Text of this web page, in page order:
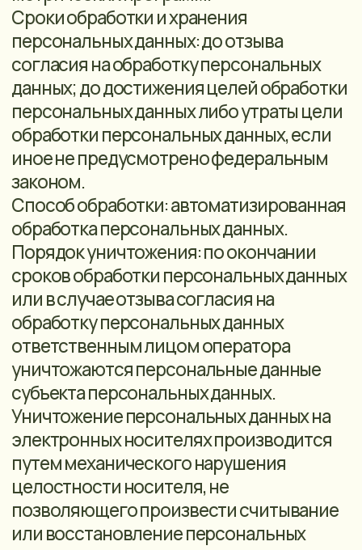
данных без согласия пользователя при
наличии оснований, указанных в пунктах
2 - 11 части 1 статьи 6 Закона о
персональных данных.
7. ДЕЙСТВИЯ, ОСУЩЕСТВЛЯЕМЫЕ
ОПЕРАТОРОМ ПЕРСОНАЛЬНЫХ
ДАННЫХ В ХОДЕ ОБРАБОТКИ
ПЕРСОНАЛЬНЫХ ДАННЫХ
7.1. Оператор вправе осуществлять
следующие действия: сбор; запись;
систематизацию; накопление: хранение;
уточнение (обновление, изменение);
извлечение; использование; передача
(предоставление доступ); удаление;
уничтожение.
7.2. Оператор вправе поручить обработку
персональных данных другому лицу с
согласия субъекта персональных
данных, на основании заключаемого с
этим лицом договора. Лицо,
осуществляющее обработку
персональных данных по поручению
оператора, обязано соблюдать
принципы и правила обработки
персональных данных,
предусмотренные Законом о
персональных данных, соблюдать
конфиденциальность персональных
данных.